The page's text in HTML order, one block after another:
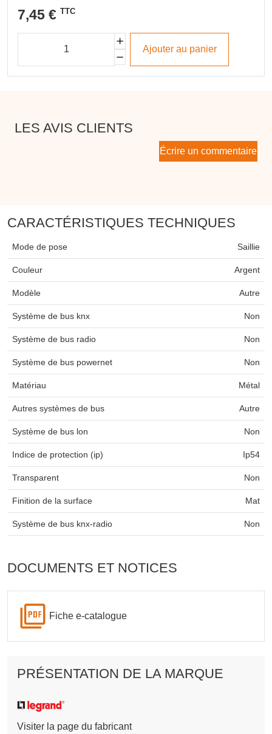
7,45 € TTC
Ajouter au panier
LES AVIS CLIENTS
Écrire un commentaire
CARACTÉRISTIQUES TECHNIQUES
Mode de pose Saillie
Couleur Argent
Modèle Autre
Système de bus knx Non
Système de bus radio Non
Système de bus powernet Non
Matériau Métal
Autres systèmes de bus Autre
Système de bus lon Non
Indice de protection (ip) Ip54
Transparent Non
Finition de la surface Mat
Système de bus knx-radio Non
DOCUMENTS ET NOTICES
Fiche e-catalogue
PRÉSENTATION DE LA MARQUE
Visiter la page du fabricant